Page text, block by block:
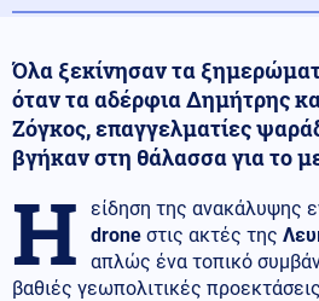
Όλα ξεκίνησαν τα
όταν τα αδέρφια Δημήτρης
Ζόγκος, επαγγελματίες
βγήκαν στη θάλασσα για το
Η είδηση της ανακάλυψης
drone στις ακτές της
απλώς ένα τοπικό
βαθιές γεωπολιτικές